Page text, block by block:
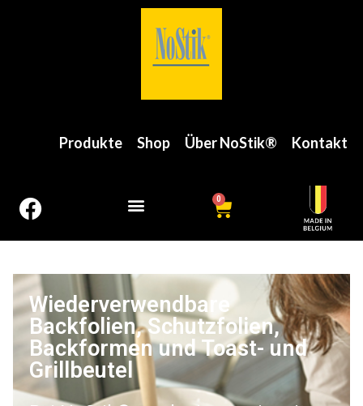
Produkte Shop Über NoStik® Kontakt
0
Wiederverwendbare
Backfolien, Schutzfolien,
Backformen und Toast- und
Grillbeutel